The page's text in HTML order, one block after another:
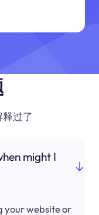
过了
might I
your website or